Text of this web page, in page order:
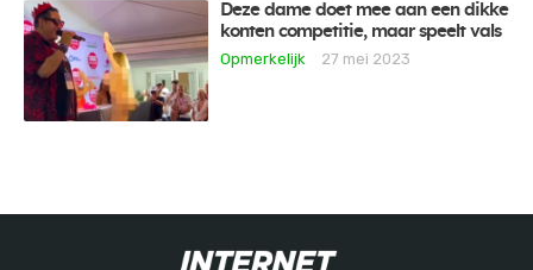
Deze dame doet mee aan een dikke
konten competitie, maar speelt vals
Opmerkelijk
27 mei 2023